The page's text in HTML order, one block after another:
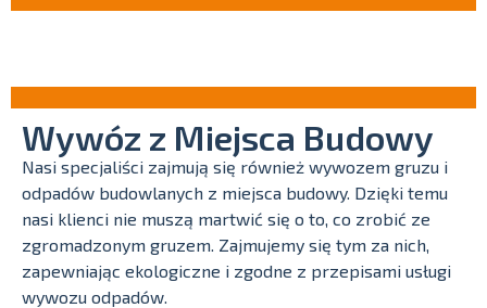
Wywóz z Miejsca Budowy
Nasi specjaliści zajmują się również wywozem gruzu i
odpadów budowlanych z miejsca budowy. Dzięki temu
nasi klienci nie muszą martwić się o to, co zrobić ze
zgromadzonym gruzem. Zajmujemy się tym za nich,
zapewniając ekologiczne i zgodne z przepisami usługi
wywozu odpadów.